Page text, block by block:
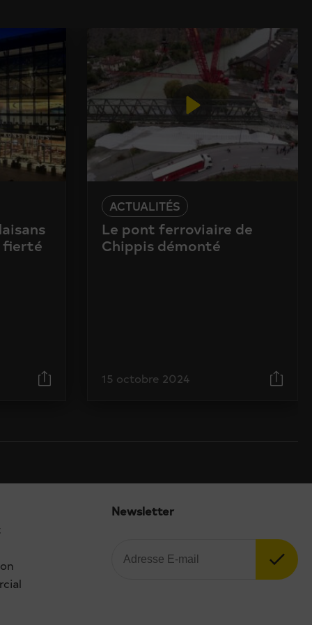
fierté
ACTUALITÉS
Le pont ferroviaire de
Chippis démonté
15 octobre 2024
Newsletter